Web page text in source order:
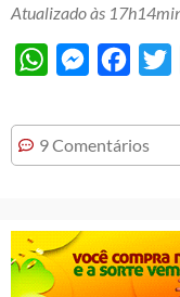
Atualizado às
WhatsAppMessenger
9 Comentários